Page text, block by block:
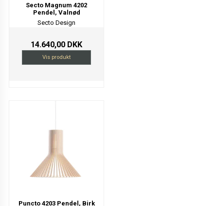
Secto Magnum 4202
Pendel, Valnød
Secto Design
14.640,00 DKK
Vis produkt
Puncto 4203 Pendel, Birk